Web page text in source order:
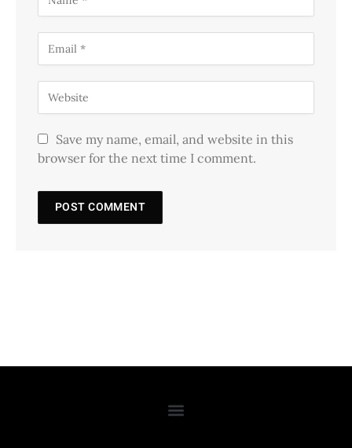
Save my name, email, and website in this
browser for the next time I comment.